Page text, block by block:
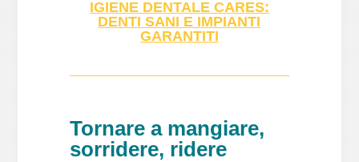
IGIENE DENTALE CARES:
DENTI SANI E IMPIANTI
GARANTITI
Tornare a mangiare,
sorridere, ridere